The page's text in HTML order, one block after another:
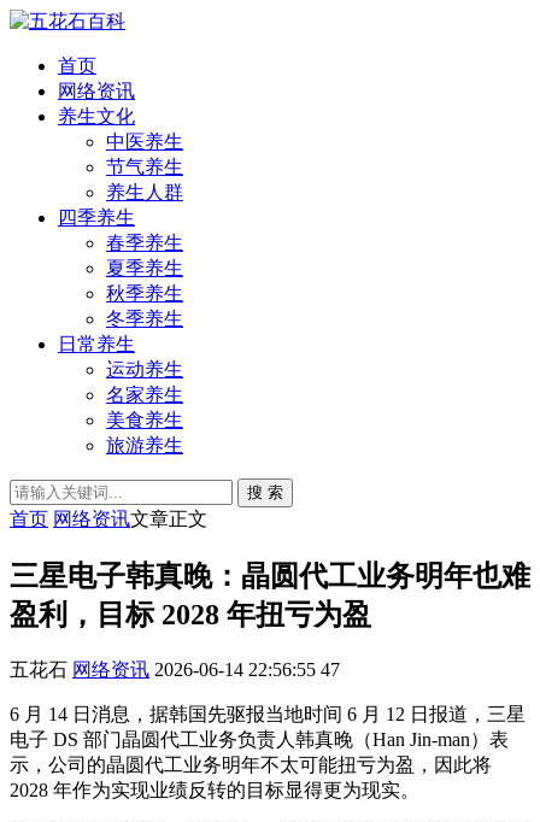
首页
网络资讯
养生文化
中医养生
节气养生
养生人群
四季养生
春季养生
夏季养生
秋季养生
冬季养生
日常养生
运动养生
名家养生
美食养生
旅游养生
搜 索
首页 网络资讯文章正文
三星电子韩真晚：晶圆代工业务明年也难
盈利，目标 2028 年扭亏为盈
五花石 网络资讯 2026-06-14 22:56:55 47
6 月 14 日消息，据韩国先驱报当地时间 6 月 12 日报道，三星
电子 DS 部门晶圆代工业务负责人韩真晚（Han Jin-man）表
示，公司的晶圆代工业务明年不太可能扭亏为盈，因此将
2028 年作为实现业绩反转的目标显得更为现实。